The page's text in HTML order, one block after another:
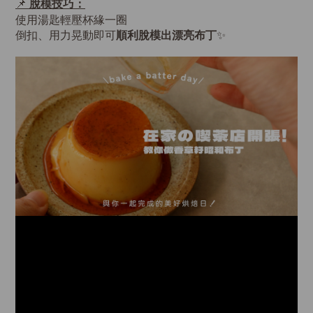
📌 脫模技巧：
使用湯匙輕壓杯緣一圈
倒扣、用力晃動即可順利脫模出漂亮布丁✨